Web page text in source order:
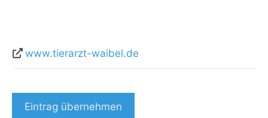
www.tierarzt-waibel.de
Eintrag übernehmen